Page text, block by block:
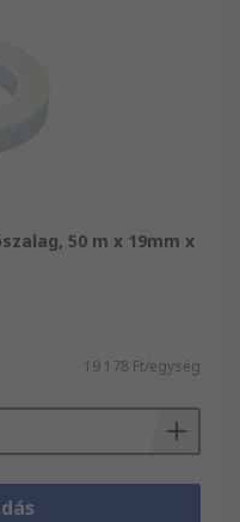
50 m x 19mm x
19 178 Ft/egység